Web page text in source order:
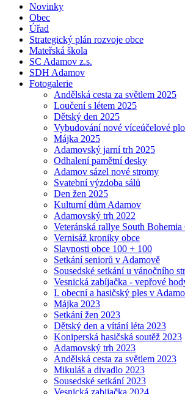
Novinky
Obec
Úřad
Strategický plán rozvoje obce
Mateřská škola
SC Adamov z.s.
SDH Adamov
Fotogalerie
Andělská cesta za světlem 2025
Loučení s létem 2025
Dětský den 2025
Vybudování nové víceúčelové
Májka 2025
Adamovský jarní trh 2025
Odhalení pamětní desky
Adamov sázel nové stromy
Svatební výzdoba sálů
Den žen 2025
Kulturní dům Adamov
Adamovský trh 2022
Veteránská rallye South Bohemia
Vernisáž kroniky obce
Slavnosti obce 100 + 100
Setkání seniorů v Adamově
Sousedské setkání u vánočního
Vesnická zabíjačka - vepřové
I. obecní a hasičský ples v
Májka 2023
Setkání žen 2023
Dětský den a vítání léta 2023
Koniperská hasičská soutěž 2023
Adamovský trh 2023
Andělská cesta za světlem 2023
Mikuláš a divadlo 2023
Sousedské setkání 2023
Vesnická zabijačka 2024